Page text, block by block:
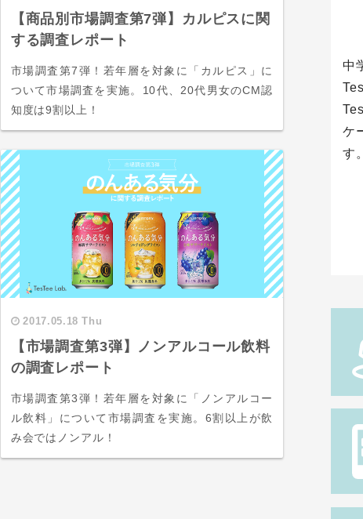
【商品別市場調査第7弾】カルピスに関
する調査レポート
市場調査第7弾！若年層を対象に「カルピス」に
ついて市場調査を実施。10代、20代男女のCM認
知度は9割以上！
2017.05.18 Thu
【市場調査第3弾】ノンアルコール飲料
の調査レポート
市場調査第3弾！若年層を対象に「ノンアルコー
ル飲料」について市場調査を実施。6割以上が飲
み会ではノンアル！
中
ケ
す。